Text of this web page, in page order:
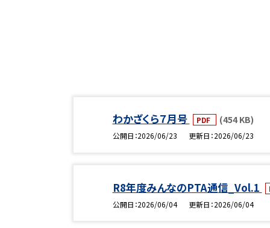
わかざくら７月号 PDF (454 KB)
公開日 2026/06/23 更新日 2026/06/23
R8年度みんなのPTA通信_Vol.1
公開日 2026/06/04 更新日 2026/06/04